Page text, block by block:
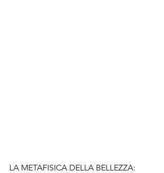
LA METAFISICA DELLA BELLEZZA: